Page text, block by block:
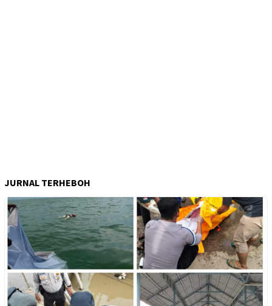
JURNAL TERHEBOH